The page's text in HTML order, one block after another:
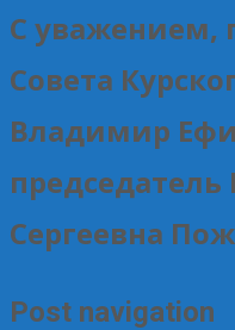
С уважением,
Совета
Владимир
Сергеевна
Post navigation